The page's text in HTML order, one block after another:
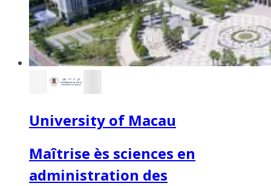
University of Macau
Maîtrise ès sciences en
administration des